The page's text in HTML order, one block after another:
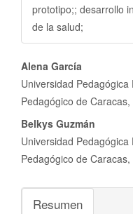
prototipo;; desarrollo
de la salud;
Contenido
principal
del
artículo
Alena García
Universidad
Pedagógico de
Belkys Guzmán
Universidad
Pedagógico de
Resumen